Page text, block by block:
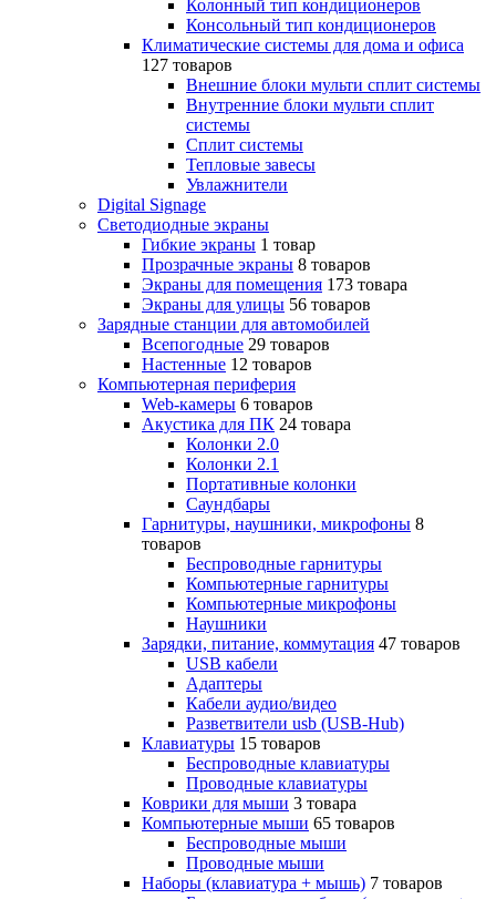
Колонный тип кондиционеров
Консольный тип кондиционеров
Климатические системы для дома и офиса
127 товаров
Внешние блоки мульти сплит системы
Внутренние блоки мульти сплит
системы
Сплит системы
Тепловые завесы
Увлажнители
Digital Signage
Светодиодные экраны
Гибкие экраны 1 товар
Прозрачные экраны 8 товаров
Экраны для помещения 173 товара
Экраны для улицы 56 товаров
Зарядные станции для автомобилей
Всепогодные 29 товаров
Настенные 12 товаров
Компьютерная периферия
Web-камеры 6 товаров
Акустика для ПК 24 товара
Колонки 2.0
Колонки 2.1
Портативные колонки
Саундбары
Гарнитуры, наушники, микрофоны 8
товаров
Беспроводные гарнитуры
Компьютерные гарнитуры
Компьютерные микрофоны
Наушники
Зарядки, питание, коммутация 47 товаров
USB кабели
Адаптеры
Кабели аудио/видео
Разветвители usb (USB-Hub)
Клавиатуры 15 товаров
Беспроводные клавиатуры
Проводные клавиатуры
Коврики для мыши 3 товара
Компьютерные мыши 65 товаров
Беспроводные мыши
Проводные мыши
Наборы (клавиатура + мышь) 7 товаров